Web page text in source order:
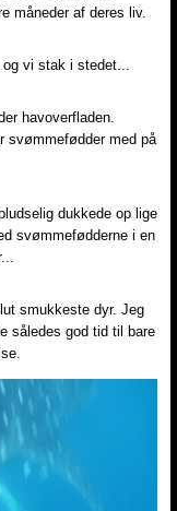
måneder af deres liv.​​
vi stak i stedet...
havoverfladen.
svømmefødder med på
dukkede op lige
svømmefødderne i en
smukkeste dyr. Jeg
således god tid til bare